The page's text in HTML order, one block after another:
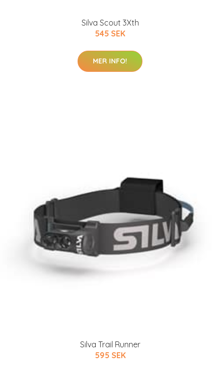
Silva Scout 3Xth
545 SEK
MER INFO!
Silva Trail Runner
595 SEK